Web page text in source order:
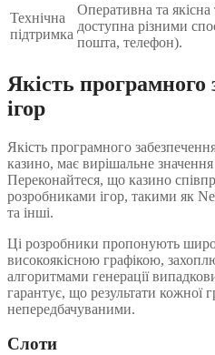
Технічна
підтримка
Оперативна та якісна
доступна різними
пошта, телефон).
Якість програмного
ігор
Якість програмного
казино, має вирішальне
Переконайтеся, що казино
розробниками ігор, такими як
та інші.
Ці розробники пропонують
високоякісною графікою,
алгоритмами генерації
гарантує, що результати кожної
непередбачуваними.
Слоти